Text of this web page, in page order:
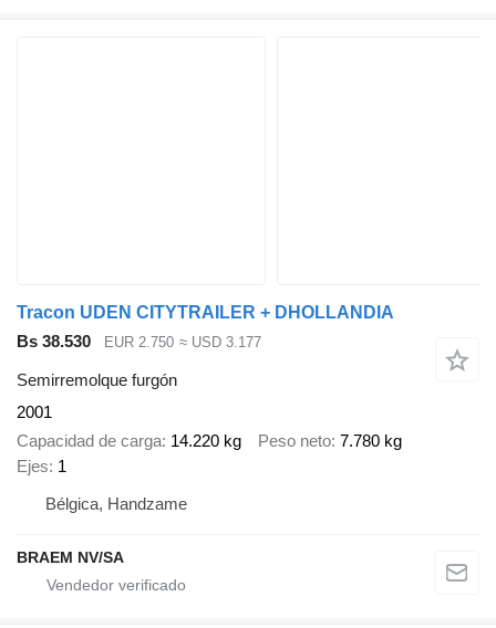
Tracon UDEN CITYTRAILER + DHOLLANDIA
Bs 38.530
EUR 2.750 ≈ USD 3.177
Semirremolque furgón
2001
Capacidad de carga 14.220 kg Peso neto 7.780 kg
Ejes 1
Bélgica, Handzame
BRAEM NV/SA